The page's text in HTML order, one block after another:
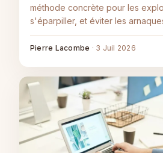
méthode concrète pour les
s'éparpiller, et éviter les
Pierre Lacombe · 3 Juil 2026